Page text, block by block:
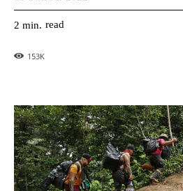
2 min. read
153K